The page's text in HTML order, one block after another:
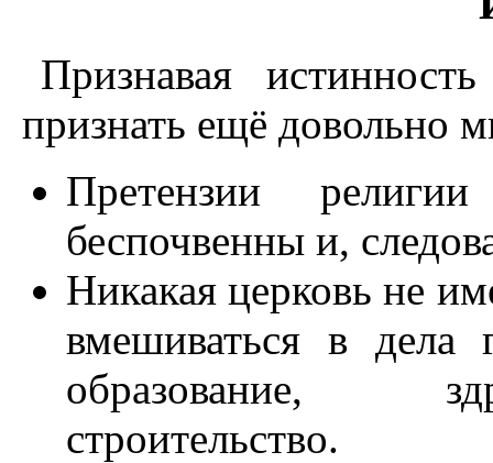
Признавая
признать ещё довольно
Претензии
беспочвенны и,
Никакая церковь не
вмешиваться в дела
образование,
строительство.